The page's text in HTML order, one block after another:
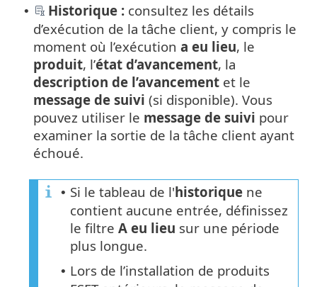
• Historique : consultez les détails
d’exécution de la tâche client, y compris le
moment où l’exécution a eu lieu, le
produit, l’état d’avancement, la
description de l’avancement et le
message de suivi (si disponible). Vous
pouvez utiliser le message de suivi pour
examiner la sortie de la tâche client ayant
échoué.
• Si le tableau de l'historique ne
contient aucune entrée, définissez
le filtre A eu lieu sur une période
plus longue.
• Lors de l’installation de produits